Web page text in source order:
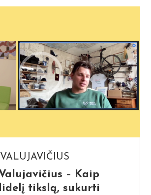
– Kaip
tikslą, sukurti